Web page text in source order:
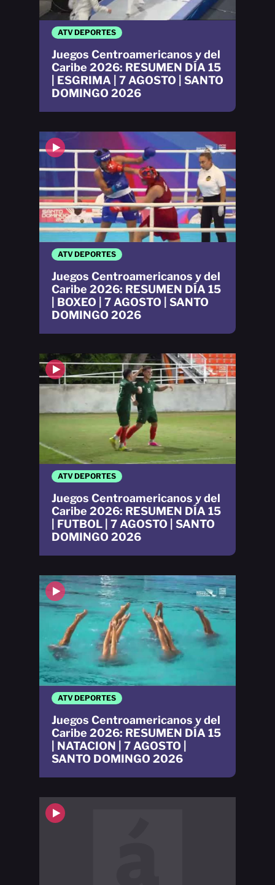
ATV DEPORTES
Juegos Centroamericanos y del
Caribe 2026: RESUMEN DÍA 15
| FUTBOL | 7 AGOSTO | SANTO
DOMINGO 2026
ATV DEPORTES
Juegos Centroamericanos y del
Caribe 2026: RESUMEN DÍA 15
| BOXEO | 7 AGOSTO | SANTO
DOMINGO 2026
ATV DEPORTES
Juegos Centroamericanos y del
Caribe 2026: RESUMEN DÍA 15
| ESGRIMA | 7 AGOSTO | SANTO
DOMINGO 2026
ATV DEPORTES
Juegos Centroamericanos y del
Caribe 2026: RESUMEN DÍA 15
| NATACION | 7 AGOSTO |
SANTO DOMINGO 2026